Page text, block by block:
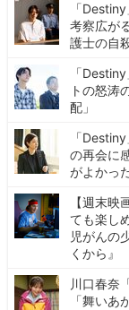
「
考察広が
護士の自
「
トの怒涛
配」
「
の再会に
がよかっ
【週末
ても楽し
児がんの
くから』
川口春奈
「舞い